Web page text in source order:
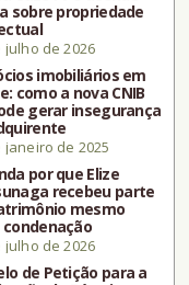
sobre propriedade
julho de 2026
imobiliários em
como a nova CNIB
gerar insegurança
janeiro de 2025
por que Elize
recebeu parte
mesmo
condenação
julho de 2026
de Petição para a